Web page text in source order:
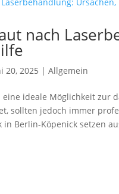
nach
20, 2025 |Allgemein
ideale Möglichkeit zur
sollten jedoch immer
Berlin-Köpenick setzen